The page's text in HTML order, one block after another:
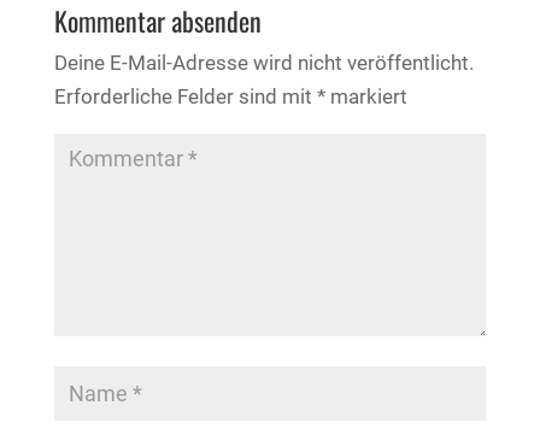
Kommentar absenden
Deine E-Mail-Adresse wird nicht veröffentlicht.
Erforderliche Felder sind mit *markiert